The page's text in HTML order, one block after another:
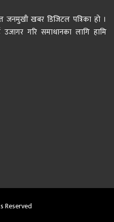
जनमुखी खबर डिजिटल पत्रिका हो ।
गरि समाधानका लागि हामि
Reserved